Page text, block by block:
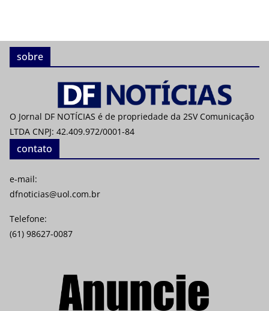
sobre
O Jornal DF NOTÍCIAS é de propriedade da 2SV Comunicação
LTDA CNPJ: 42.409.972/0001-84
contato
e-mail:
dfnoticias@uol.com.br
Telefone:
(61) 98627-0087